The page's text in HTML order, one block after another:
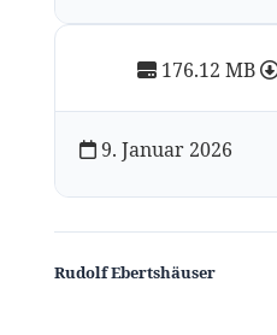
176.12 MB
9. Januar 2026
Rudolf Ebertshäuser